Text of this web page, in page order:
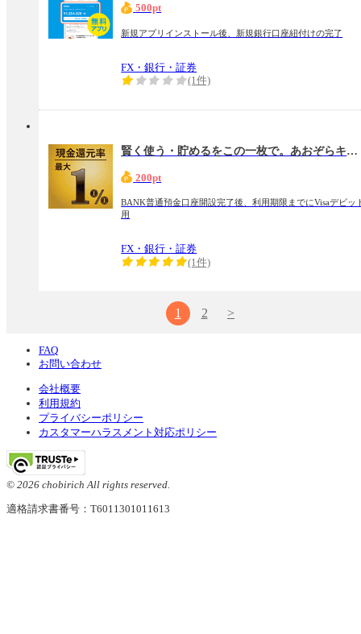
500pt
新規アプリインストール後、新規銀行口座紐付けの完了
FX・銀行・証券
(1件)
賢く使う・貯めるをこの一枚で。あおぞらキャッシュカード・プラス（Visaデビッ ト）
200pt
BANK普通預金口座開設完了後、利用期限までにVisaデビッ
用
FX・銀行・証券
(1件)
1 2 >
FAQ
お問い合わせ
会社概要
利用規約
プライバシーポリシー
カスタマーハラスメント対応ポリシー
© 2026 chobirich All rights reserved.
適格請求書番号：T6011301011613